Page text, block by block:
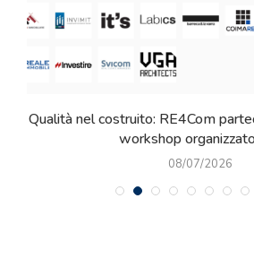
Qualità nel costruito: RE4Com
workshop
08/07/2026